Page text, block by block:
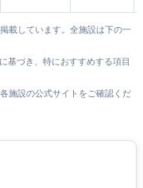
載しています。全施設は下の一
基づき、特におすすめする項目
施設の公式サイトをご確認くだ